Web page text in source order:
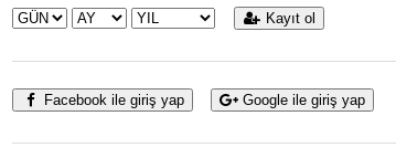
Kayıt ol
Facebook ile giriş yap Google ile giriş yap